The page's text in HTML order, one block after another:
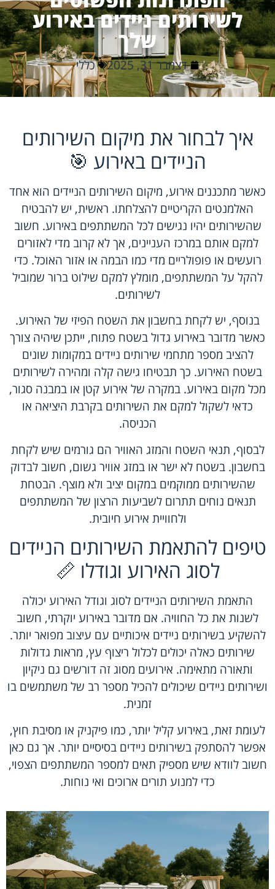
לשירותים ניידים באירוע
שלך
דצמבר 31, 2025 כללי
איך לבחור את מיקום השירותים
הניידים באירוע 🎯
כאשר מתכננים אירוע, מיקום השירותים הניידים הוא אחד
האלמנטים הקריטיים להצלחתו. ראשית, יש להבטיח
שהשירותים יהיו נגישים לכל המשתתפים באירוע. חשוב
למקם אותם במרכז העניינים, אך לא קרוב מדי לאזורים
רועשים או פופולריים מדי כמו הבמה או אזור האוכל. כדי
להקל על המשתתפים, מומלץ למקם שילוט ברור שמוביל
לשירותים.
בנוסף, יש לקחת בחשבון את השטח הפיזי של האירוע.
כאשר מדובר באירוע גדול בשטח פתוח, ייתכן שיהיה צורך
להציב מספר מתחמי שירותים ניידים במקומות שונים
בשטח האירוע. כך תבטיחו גישה קלה ומהירה לשירותים
מכל מקום באירוע. במקרה של אירוע קטן או במבנה סגור,
כדאי לשקול למקם את השירותים בקרבת היציאה או
הכניסה.
לבסוף, תנאי השטח והמזג האוויר הם גורמים שיש לקחת
בחשבון. בשטח לא ישר או במזג אוויר גשום, חשוב לבדוק
שהשירותים ממוקמים במקום יציב ולא מוצף. הבטחת
תנאים נוחים תתרום לשביעות הרצון של המשתתפים
ולחוויית אירוע חיובית.
טיפים להתאמת השירותים הניידים
לסוג האירוע וגודלו 📏
התאמת השירותים הניידים לסוג וגודל האירוע יכולה
לשנות את כל החוויה. אם מדובר באירוע יוקרתי, חשוב
להשקיע בשירותים ניידים איכותיים עם עיצוב מפואר יותר.
שירותים כאלה יכולים לכלול ריצוף עץ, מראות גדולות
ותאורה מתאימה. אירועים מסוג זה דורשים גם ניקיון
ושירותים ניידים שיכולים להכיל מספר רב של משתמשים בו
זמנית.
לעומת זאת, באירוע קליל יותר, כמו פיקניק או מסיבת חוץ,
אפשר להסתפק בשירותים ניידים בסיסיים יותר. אך גם כאן
חשוב לוודא שיש מספיק תאים למספר המשתתפים הצפוי,
כדי למנוע תורים ארוכים ואי נוחות.